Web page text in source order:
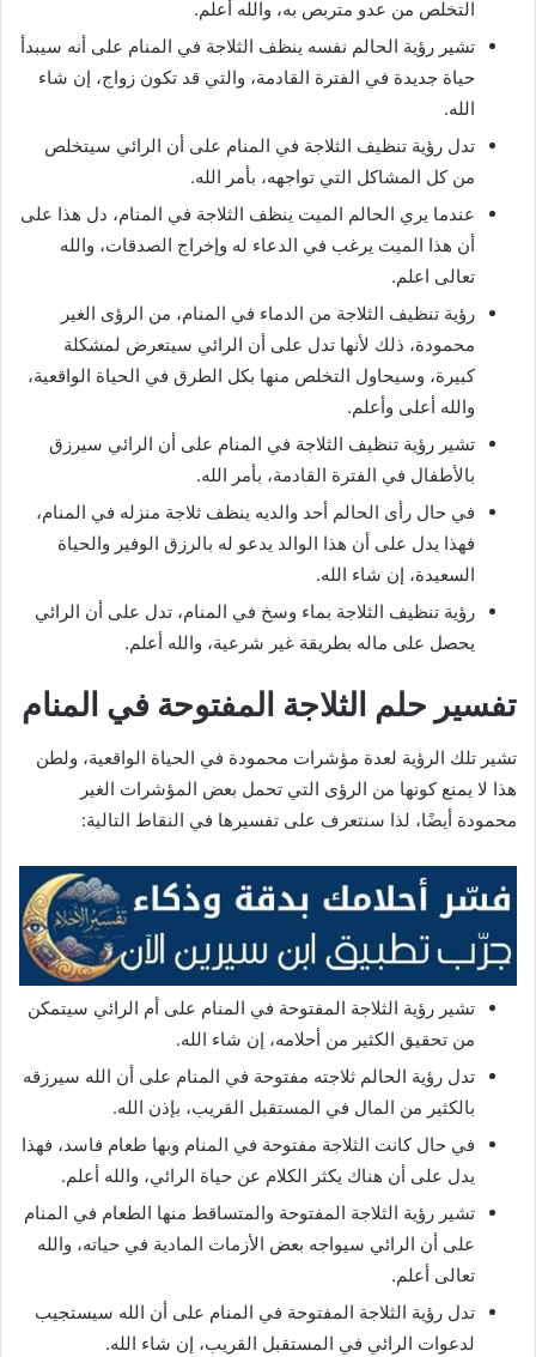
التخلص من عدو متربص به، والله أعلم.
تشير رؤية الحالم نفسه ينظف الثلاجة في المنام على أنه سيبدأ
حياة جديدة في الفترة القادمة، والتي قد تكون زواج، إن شاء
الله.
تدل رؤية تنظيف الثلاجة في المنام على أن الرائي سيتخلص
من كل المشاكل التي تواجهه، بأمر الله.
عندما يري الحالم الميت ينظف الثلاجة في المنام، دل هذا على
أن هذا الميت يرغب في الدعاء له وإخراج الصدقات، والله
تعالى اعلم.
رؤية تنظيف الثلاجة من الدماء في المنام، من الرؤى الغير
محمودة، ذلك لأنها تدل على أن الرائي سيتعرض لمشكلة
كبيرة، وسيحاول التخلص منها بكل الطرق في الحياة الواقعية،
والله أعلى وأعلم.
تشير رؤية تنظيف الثلاجة في المنام على أن الرائي سيرزق
بالأطفال في الفترة القادمة، بأمر الله.
في حال رأى الحالم أحد والديه ينظف ثلاجة منزله في المنام،
فهذا يدل على أن هذا الوالد يدعو له بالرزق الوفير والحياة
السعيدة، إن شاء الله.
رؤية تنظيف الثلاجة بماء وسخ في المنام، تدل على أن الرائي
يحصل على ماله بطريقة غير شرعية، والله أعلم.
تفسير حلم الثلاجة المفتوحة في المنام
تشير تلك الرؤية لعدة مؤشرات محمودة في الحياة الواقعية، ولطن
هذا لا يمنع كونها من الرؤى التي تحمل بعض المؤشرات الغير
محمودة أيضًا، لذا سنتعرف على تفسيرها في النقاط التالية:
تشير رؤية الثلاجة المفتوحة في المنام على أم الرائي سيتمكن
من تحقيق الكثير من أحلامه، إن شاء الله.
تدل رؤية الحالم ثلاجته مفتوحة في المنام على أن الله سيرزقه
بالكثير من المال في المستقبل القريب، بإذن الله.
في حال كانت الثلاجة مفتوحة في المنام وبها طعام فاسد، فهذا
يدل على أن هناك يكثر الكلام عن حياة الرائي، والله أعلم.
تشير رؤية الثلاجة المفتوحة والمتساقط منها الطعام في المنام
على أن الرائي سيواجه بعض الأزمات المادية في حياته، والله
تعالى أعلم.
تدل رؤية الثلاجة المفتوحة في المنام على أن الله سيستجيب
لدعوات الرائي في المستقبل القريب، إن شاء الله.